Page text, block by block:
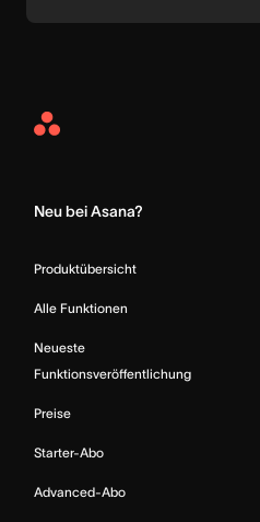
Asana
Neu bei Asana?
Produktübersicht
Alle Funktionen
Neueste
Funktionsveröffentlichung
Preise
Starter-Abo
Advanced-Abo